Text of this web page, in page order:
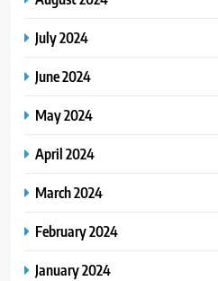
July 2024
June 2024
May 2024
April 2024
March 2024
February 2024
January 2024